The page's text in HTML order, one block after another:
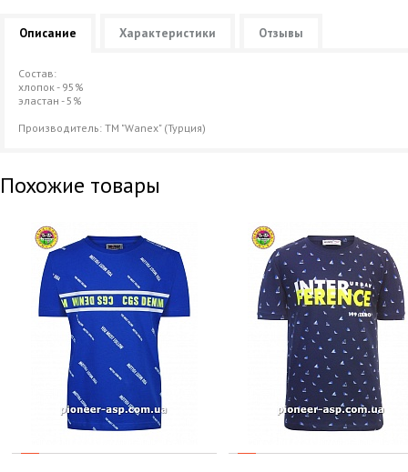
Описание Характеристики Отзывы
Состав:
хлопок - 95%
эластан - 5%
Производитель: ТМ "Wanex" (Турция)
Похожие товары